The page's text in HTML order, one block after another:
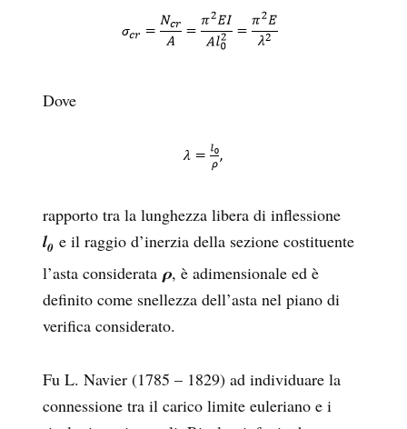
Dove
rapporto tra la lunghezza libera di inflessione
l0 e il raggio d’inerzia della sezione costituente
l’asta considerata ρ, è adimensionale ed è
definito come snellezza dell’asta nel piano di
verifica considerato.
Fu L. Navier (1785 – 1829) ad individuare la
connessione tra il carico limite euleriano e i